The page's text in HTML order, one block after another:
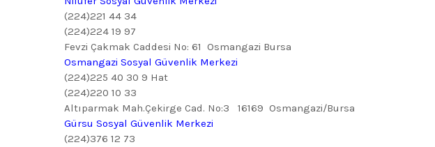
(224)221 44 34
(224)224 19 97
Fevzi Çakmak Caddesi No: 61 Osmangazi Bursa
Osmangazi Sosyal Güvenlik Merkezi
(224)225 40 30 9 Hat
(224)220 10 33
Altıparmak Mah.Çekirge Cad. No:3 16169 Osmangazi/Bursa
Gürsu Sosyal Güvenlik Merkezi
(224)376 12 73